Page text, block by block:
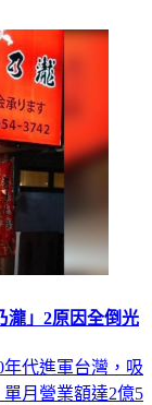
瀧」2原因全倒光
代進軍台灣，吸
月營業額達2億5